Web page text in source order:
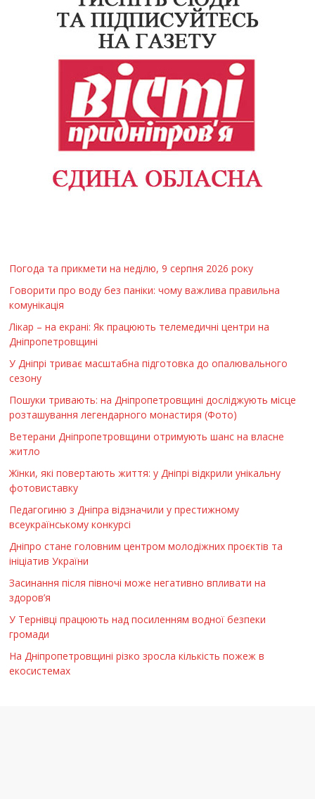
Погода та прикмети на неділю, 9 серпня 2026 року
Говорити про воду без паніки: чому важлива правильна
комунікація
Лікар – на екрані: Як працюють телемедичні центри на
Дніпропетровщині
У Дніпрі триває масштабна підготовка до опалювального
сезону
Пошуки тривають: на Дніпропетровщині досліджують місце
розташування легендарного монастиря (Фото)
Ветерани Дніпропетровщини отримують шанс на власне
житло
Жінки, які повертають життя: у Дніпрі відкрили унікальну
фотовиставку
Педагогиню з Дніпра відзначили у престижному
всеукраїнському конкурсі
Дніпро стане головним центром молодіжних проєктів та
ініціатив України
Засинання після півночі може негативно впливати на
здоров’я
У Тернівці працюють над посиленням водної безпеки
громади
На Дніпропетровщині різко зросла кількість пожеж в
екосистемах